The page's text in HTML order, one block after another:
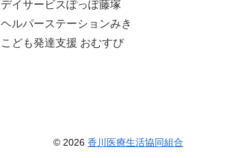
デイサービスぽっぽ藤塚
ヘルパーステーションみき
こども発達支援 おむすび
© 2026 香川医療生活協同組合